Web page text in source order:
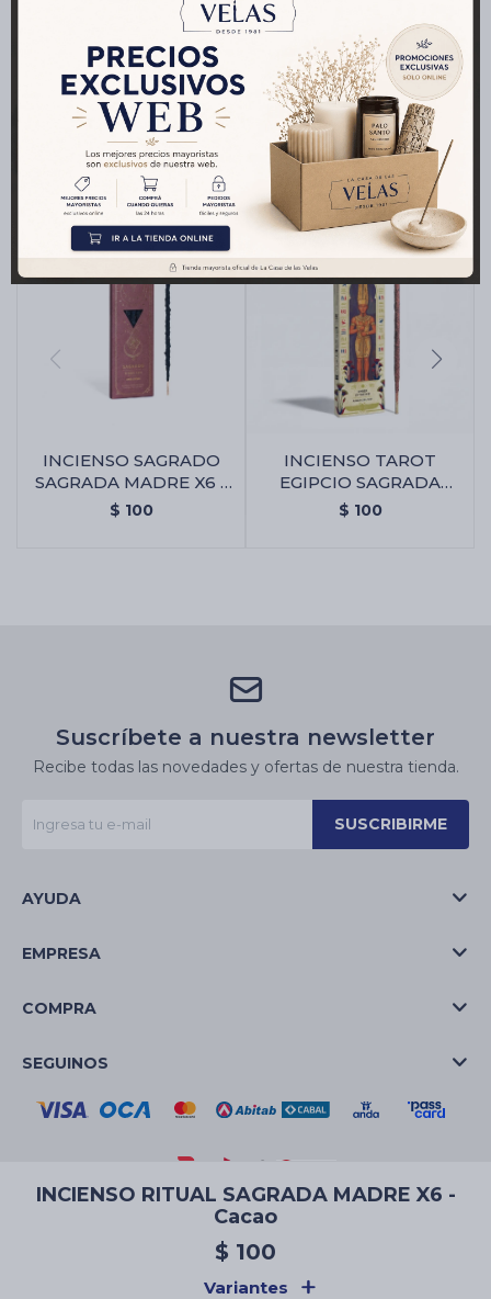
INCIENSO RITUAL SAGRADA MADRE X6 -
Cacao
$ 100
Variantes
Productos que te pueden interesar
INCIENSO SAGRADO
SAGRADA MADRE X6 -
Amor Eterno
$ 100
INCIENSO TAROT
EGIPCIO SAGRADA
MADRE - Ambar De
$ 100
Suscríbete a nuestra newsletter
Recibe todas las novedades y ofertas de nuestra tienda.
SUSCRIBIRME
AYUDA
EMPRESA
COMPRA
SEGUINOS
© Copyright 2026 / La Casa de las Velas